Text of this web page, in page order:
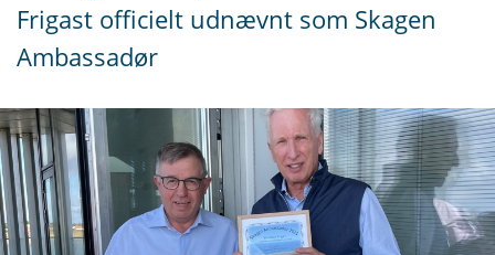
Frigast officielt udnævnt som Skagen
Ambassadør